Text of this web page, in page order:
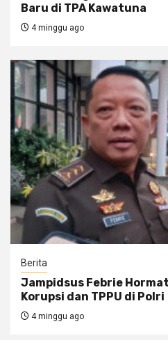
Baru di TPA Kawatuna
4 minggu ago
Berita
Jampidsus Febrie
Korupsi dan TPPU di Polri
4 minggu ago